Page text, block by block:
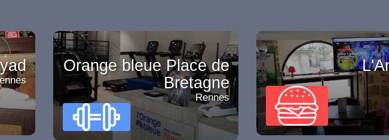
Orange bleue Place de
Bretagne
Rennes